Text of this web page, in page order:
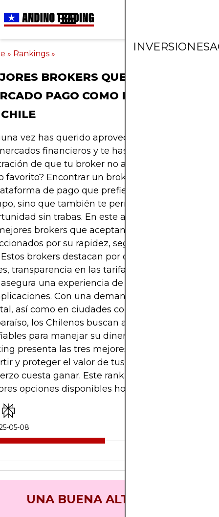
INVERSIONES
» Rankings »
BROKERS QUE ACEPTAN
PAGO COMO MÉTODO DE
vez has querido aprovechar una
financieros y te has encontrado con la
de que tu broker no acepta tu método de
favorito? Encontrar un broker confiable que
de pago que prefieres no solo te ahorra
sino que también te permite aprovechar
sin trabas. En este artículo, te
brokers que aceptan Mercado Pago,
por su rapidez, seguridad y facilidad de
Estos brokers destacan por ofrecer depósitos y
transparencia en las tarifas y un soporte al
una experiencia de trading fluida y sin
Con una demanda creciente tanto
así como en ciudades como Concepción o
los Chilenos buscan alternativas seguras y
para manejar su dinero con inteligencia.
presenta las tres mejores alternativas para
y proteger el valor de tus Pesos, que tanto
cuesta ganar. Este ranking presenta las tres
opciones disponibles hoy en el país.
05-08
UNA BUENA ALTERNATIVA